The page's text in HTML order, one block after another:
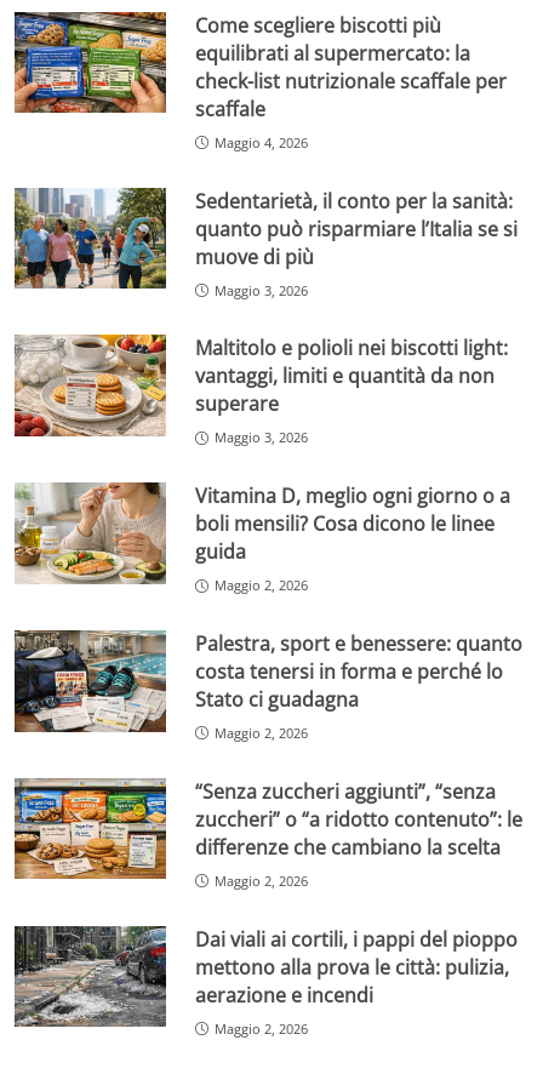
Come scegliere biscotti più
equilibrati al supermercato: la
check-list nutrizionale scaffale per
scaffale
Maggio 4, 2026
Sedentarietà, il conto per la sanità:
quanto può risparmiare l’Italia se si
muove di più
Maggio 3, 2026
Maltitolo e polioli nei biscotti light:
vantaggi, limiti e quantità da non
superare
Maggio 3, 2026
Vitamina D, meglio ogni giorno o a
boli mensili? Cosa dicono le linee
guida
Maggio 2, 2026
Palestra, sport e benessere: quanto
costa tenersi in forma e perché lo
Stato ci guadagna
Maggio 2, 2026
“Senza zuccheri aggiunti”, “senza
zuccheri” o “a ridotto contenuto”: le
differenze che cambiano la scelta
Maggio 2, 2026
Dai viali ai cortili, i pappi del pioppo
mettono alla prova le città: pulizia,
aerazione e incendi
Maggio 2, 2026